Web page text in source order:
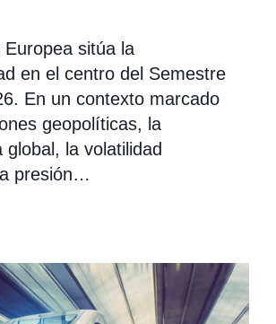
Europea sitúa la
en el centro del Semestre
En un contexto marcado
geopolíticas, la
global, la volatilidad
presión…